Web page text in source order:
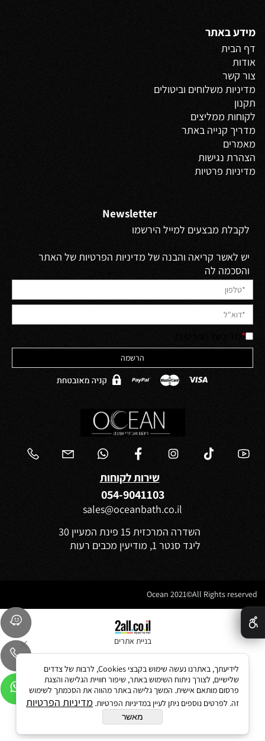
מידע באתר
דף הבית
אודות
צור קשר
מדיניות משלוחים וביטולים
תקנון
לקוחות ממליצים
מדריך קנייה באתר
מאמרים
הצהרת נגישות
מדיניות פרטיות
Newsletter
לקבלת מבצעים למייל הירשמו
יש לאשר קריאה והבנה של מדיניות הפרטיות של האתר
והסכמה לה
*
שירות לקוחות
054-9041103
sales@oceanbath.co.il
השדרה המרכזית 15 פינת המעיין 30
ליגד סנטר 1, מודיעין מכבים רעות
בניית אתרים
לידיעתך, באתרנו נעשה שימוש בקבצי Cookies, לרבות של צדדים
שלישיים, לצורך ניתוח השימוש באתר, שיפור חוויית הגלישה והצגת
פרסום מותאם אישית. המשך גלישה באתר מהווה את הסכמתך לשימוש
זה. לפרטים נוספים ניתן לעיין במדיניות הפרטיות. מדיניות הפרטיות
מאשר